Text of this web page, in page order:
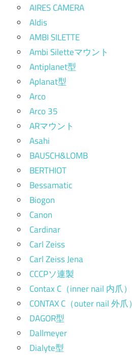
AIRES CAMERA
Aldis
AMBI SILETTE
Ambi Siletteマウント
Antiplanet型
Aplanat型
Arco
Arco 35
ARマウント
Asahi
BAUSCH&LOMB
BERTHIOT
Bessamatic
Biogon
Canon
Cardinar
Carl Zeiss
Carl Zeiss Jena
CCCPソ連製
Contax C（inner nail 内爪）
CONTAX C（outer nail 外爪）
DAGOR型
Dallmeyer
Dialyte型